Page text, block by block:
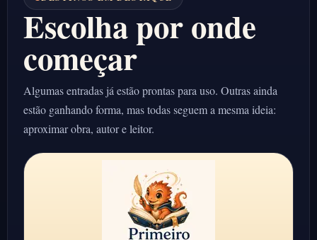
Escolha por onde
começar
Algumas entradas já estão prontas para uso. Outras ainda
estão ganhando forma, mas todas seguem a mesma ideia:
aproximar obra, autor e leitor.